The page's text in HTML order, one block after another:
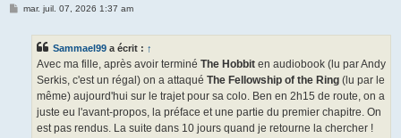
Mmar. juil. 07, 2026 1:37 am
Sammael99 a écrit : ↑
Avec ma fille, après avoir terminé The Hobbit en audiobook (lu par Andy
Serkis, c'est un régal) on a attaqué The Fellowship of the Ring (lu par le
même) aujourd'hui sur le trajet pour sa colo. Ben en 2h15 de route, on a
juste eu l'avant-propos, la préface et une partie du premier chapitre. On
est pas rendus. La suite dans 10 jours quand je retourne la chercher !